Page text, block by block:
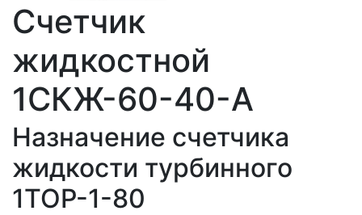
Счетчик
жидкостной
1СКЖ-60-40-А
Назначение счетчика
жидкости турбинного
1ТОР-1-80